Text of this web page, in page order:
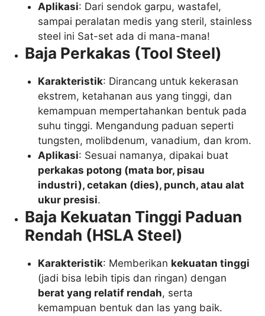
Aplikasi: Dari sendok garpu, wastafel,
sampai peralatan medis yang steril, stainless
steel ini Sat-set ada di mana-mana!
Baja Perkakas (Tool Steel)
Karakteristik: Dirancang untuk kekerasan
ekstrem, ketahanan aus yang tinggi, dan
kemampuan mempertahankan bentuk pada
suhu tinggi. Mengandung paduan seperti
tungsten, molibdenum, vanadium, dan krom.
Aplikasi: Sesuai namanya, dipakai buat
perkakas potong (mata bor, pisau
industri), cetakan (dies), punch, atau alat
ukur presisi.
Baja Kekuatan Tinggi Paduan
Rendah (HSLA Steel)
Karakteristik: Memberikan kekuatan tinggi
(jadi bisa lebih tipis dan ringan) dengan
berat yang relatif rendah, serta
kemampuan bentuk dan las yang baik.